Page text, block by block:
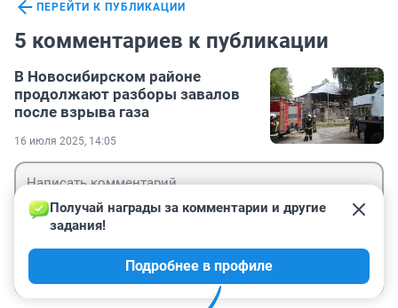
ПЕРЕЙТИ К ПУБЛИКАЦИИ
5 комментариев к публикации
В Новосибирском районе
продолжают разборы завалов
после взрыва газа
16 июля 2025, 14:05
Получай награды за комментарии и другие
задания!
Подробнее в профиле